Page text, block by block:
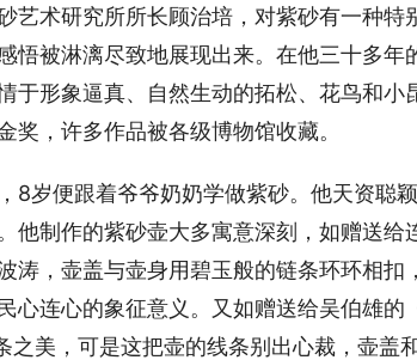
术研究所所长顾治培，对紫砂有一种特
悟被淋漓尽致地展现出来。在他三十多年
于形象逼真、自然生动的拓松、花鸟和小
奖，许多作品被各级博物馆收藏。
便跟着爷爷奶奶学做紫砂。他天资聪颖
他制作的紫砂壶大多寓意深刻，如赠送
涛，壶盖与壶身用碧玉般的链条环环相扣
心连心的象征意义。又如赠送给吴伯雄的
之美，可是这把壶的线条别出心裁，壶盖